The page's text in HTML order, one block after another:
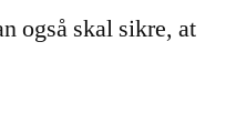
også skal sikre, at